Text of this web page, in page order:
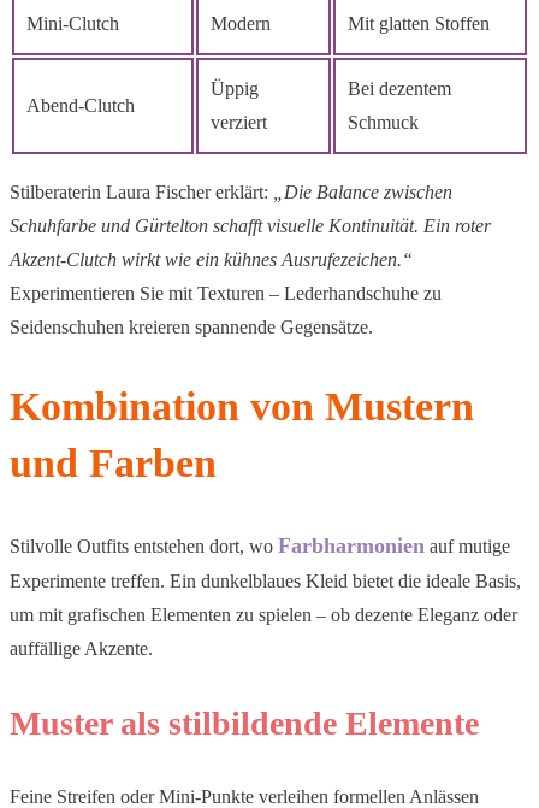
Mini-Clutch Modern Mit glatten Stoffen
Abend-Clutch
Üppig
verziert
Bei dezentem
Schmuck
Stilberaterin Laura Fischer erklärt:
„Die Balance zwischen
Schuhfarbe und Gürtelton schafft visuelle Kontinuität. Ein roter
Akzent-Clutch wirkt wie ein kühnes Ausrufezeichen.“
Experimentieren Sie mit Texturen – Lederhandschuhe zu
Seidenschuhen kreieren spannende Gegensätze.
Kombination von Mustern
und Farben
Stilvolle Outfits entstehen dort, wo Farbharmonien auf mutige
Experimente treffen. Ein dunkelblaues Kleid bietet die ideale Basis,
um mit grafischen Elementen zu spielen – ob dezente Eleganz oder
auffällige Akzente.
Muster als stilbildende Elemente
Feine Streifen oder Mini-Punkte verleihen formellen Anlässen